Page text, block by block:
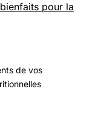
pour la
de vos